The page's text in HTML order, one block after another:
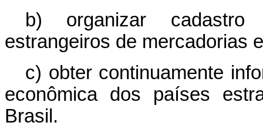
b) organizar cadastro
estrangeiros de mercadorias
c) obter continuamente
econômica dos países
Brasil.